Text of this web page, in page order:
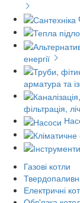
енергії
арматура та
фільтрація,
Газові котли
Електричні